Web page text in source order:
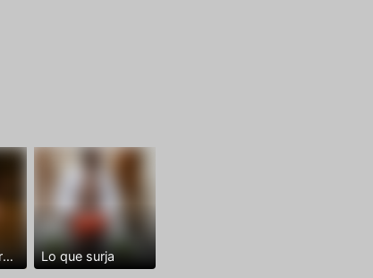
Dominantenegro ya Lo que surja